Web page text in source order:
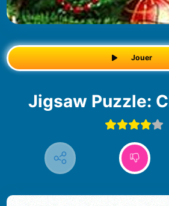
Jouer
Jigsaw Puzzle: